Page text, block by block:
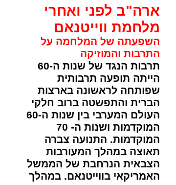
ארה"ב לפני ואחרי
מלחמת ווייטנאם
השפעתה של המלחמה על
התרבות והמוזיקה
תרבות הנגד של שנות ה-60
הייתה תופעה תרבותית
שפותחה לראשונה בארצות
הברית והתפשטה ברוב חלקי
העולם המערבי בין שנות ה-60
המוקדמות ושנות ה- 70
המוקדמות. התנועה צברה
תאוצה במהלך המעורבות
הצבאית הנרחבת של הממשל
האמריקאי בווייטנאם. במהלך